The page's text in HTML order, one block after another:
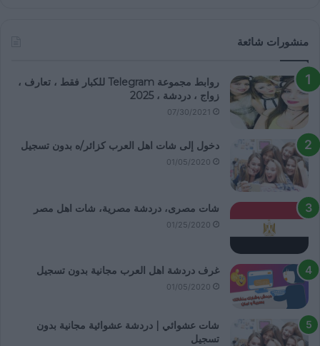
منشورات شائعة
روابط مجموعة Telegram للكبار فقط ، تعارف ،
زواج ، دردشة ، 2025
07/30/2021
دخول إلى شات اهل العرب كزائر/ه بدون تسجيل
01/05/2020
شات مصرى، دردشة مصرية، شات اهل مصر
01/25/2020
غرف دردشة اهل العرب مجانية بدون تسجيل
01/05/2020
شات عشوائي | دردشة عشوائية مجانية بدون
تسجيل